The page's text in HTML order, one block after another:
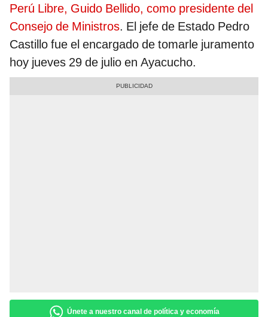
Perú Libre, Guido Bellido, como presidente del
Consejo de Ministros. El jefe de Estado Pedro
Castillo fue el encargado de tomarle juramento
hoy jueves 29 de julio en Ayacucho.
Únete a nuestro canal de política y economía